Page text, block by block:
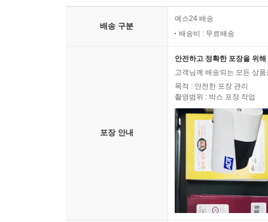
배송 구분
예스24 배송
배송비 : 무료배송
포장 안내
안전하고 정확한 포장을 위
고객님께 배송되는 모든 상
목적 : 안전한 포장 관리
촬영범위 : 박스 포장 작업